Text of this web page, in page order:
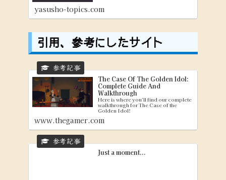
yasusho-topics.com
引用、参考にしたサイト
The Case Of The Golden Idol:
Complete Guide And
Walkthrough
Here is where you'll find our complete
walkthrough for The Case of the
Golden Idol!
www.thegamer.com
Just a moment...